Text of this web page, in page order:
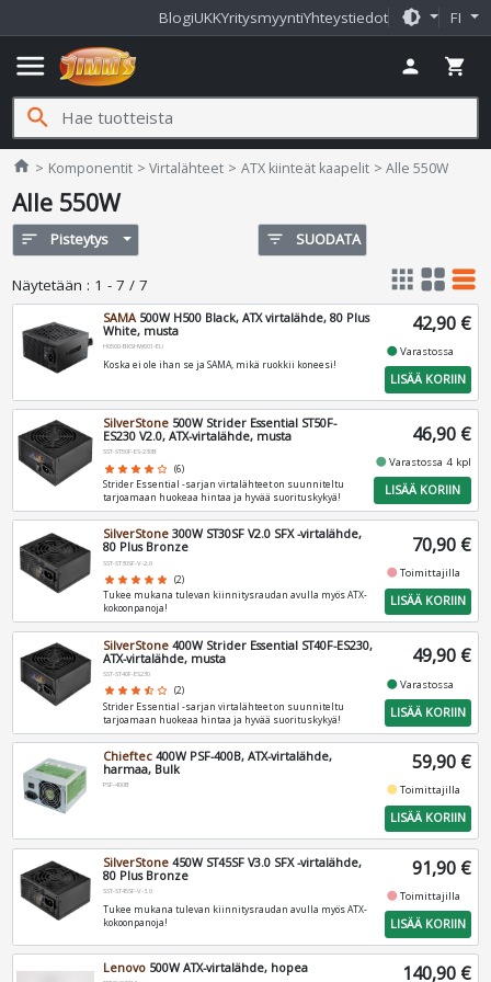
BlogiUKKYritysmyyntiYhteystiedot brightness_medium FI
menu person shopping_cart
search
home Jimms.fi
Komponentit Virtalähteet ATX kiinteät kaapelit Alle 550W
Alle 550W
sort Pisteytys filter_list SUODATA
Näytetään : 1 - 7 / 7 apps grid_view table_rows
SAMA 500W H500 Black, ATX virtalähde, 80 Plus
White, musta
H0500-BKSHW001-EU
Koska ei ole ihan se ja SAMA, mikä ruokkii koneesi!
42,90 €
fiber_manual_recordVarastossa
LISÄÄ KORIIN
SilverStone 500W Strider Essential ST50F-
ES230 V2.0, ATX-virtalähde, musta
SST-ST50F-ES-230B
star star star star star_border (6)
Strider Essential -sarjan virtalähteet on suunniteltu
tarjoamaan huokeaa hintaa ja hyvää suorituskykyä!
46,90 €
fiber_manual_recordVarastossa 4 kpl
LISÄÄ KORIIN
SilverStone 300W ST30SF V2.0 SFX -virtalähde,
80 Plus Bronze
SST-ST30SF-V-2.0
star star star star star (2)
Tukee mukana tulevan kiinnitysraudan avulla myös ATX-
kokoonpanoja!
70,90 €
fiber_manual_recordToimittajilla
LISÄÄ KORIIN
SilverStone 400W Strider Essential ST40F-ES230,
ATX-virtalähde, musta
SST-ST40F-ES230
star star star star_half star_border (2)
Strider Essential -sarjan virtalähteet on suunniteltu
tarjoamaan huokeaa hintaa ja hyvää suorituskykyä!
49,90 €
fiber_manual_recordVarastossa
LISÄÄ KORIIN
Chieftec 400W PSF-400B, ATX-virtalähde,
harmaa, Bulk
PSF-400B
59,90 €
fiber_manual_recordToimittajilla
LISÄÄ KORIIN
SilverStone 450W ST45SF V3.0 SFX -virtalähde,
80 Plus Bronze
SST-ST45SF-V-3.0
Tukee mukana tulevan kiinnitysraudan avulla myös ATX-
kokoonpanoja!
91,90 €
fiber_manual_recordToimittajilla
LISÄÄ KORIIN
Lenovo 500W ATX-virtalähde, hopea 140,90 €